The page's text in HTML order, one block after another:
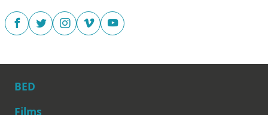
BED
Films